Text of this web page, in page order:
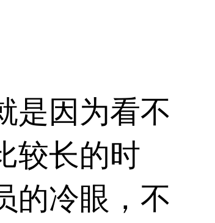
是因为看不
较长的时
的冷眼，不